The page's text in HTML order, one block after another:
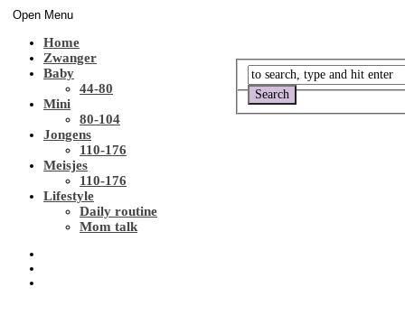
Open Menu
Home
Zwanger
Baby
44-80
Mini
80-104
Jongens
110-176
Meisjes
110-176
Lifestyle
Daily routine
Mom talk